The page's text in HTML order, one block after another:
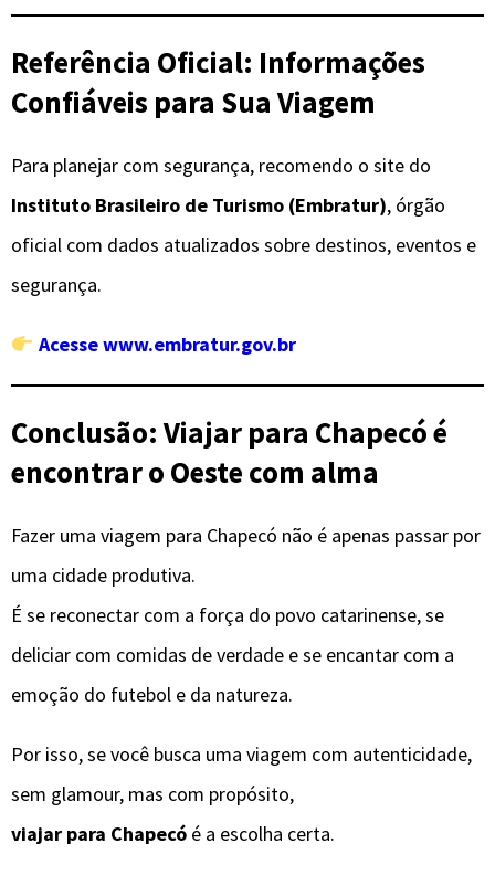
Referência Oficial: Informações
Confiáveis para Sua Viagem
Para planejar com segurança, recomendo o site do
Instituto Brasileiro de Turismo (Embratur), órgão
oficial com dados atualizados sobre destinos, eventos e
segurança.
Acesse www.embratur.gov.br
Conclusão: Viajar para Chapecó é
encontrar o Oeste com alma
Fazer uma viagem para Chapecó não é apenas passar por
uma cidade produtiva.
É se reconectar com a força do povo catarinense, se
deliciar com comidas de verdade e se encantar com a
emoção do futebol e da natureza.
Por isso, se você busca uma viagem com autenticidade,
sem glamour, mas com propósito,
viajar para Chapecó é a escolha certa.